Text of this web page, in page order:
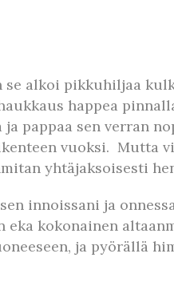
alkoi pikkuhiljaa
happea
pappaa sen verran
vuoksi. Mutta
yhtäjaksoisesti
innoissani ja
eka kokonainen
ja pyörällä